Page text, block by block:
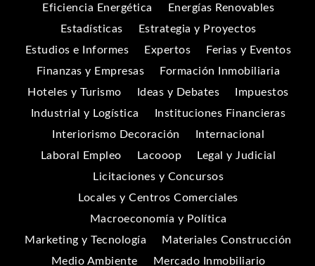
Eficiencia Energética
Energías Renovables
Estadísticas
Estrategia y Proyectos
Estudios e Informes
Expertos
Ferias y Eventos
Finanzas y Empresas
Formación Inmobiliaria
Hoteles y Turismo
Ideas y Debates
Impuestos
Industrial y Logística
Instituciones Financieras
Interiorismo Decoración
Internacional
Laboral Empleo
Lacooop
Legal y Judicial
Licitaciones y Concursos
Locales y Centros Comerciales
Macroeconomía y Política
Marketing y Tecnología
Materiales Construcción
Medio Ambiente
Mercado Inmobiliario